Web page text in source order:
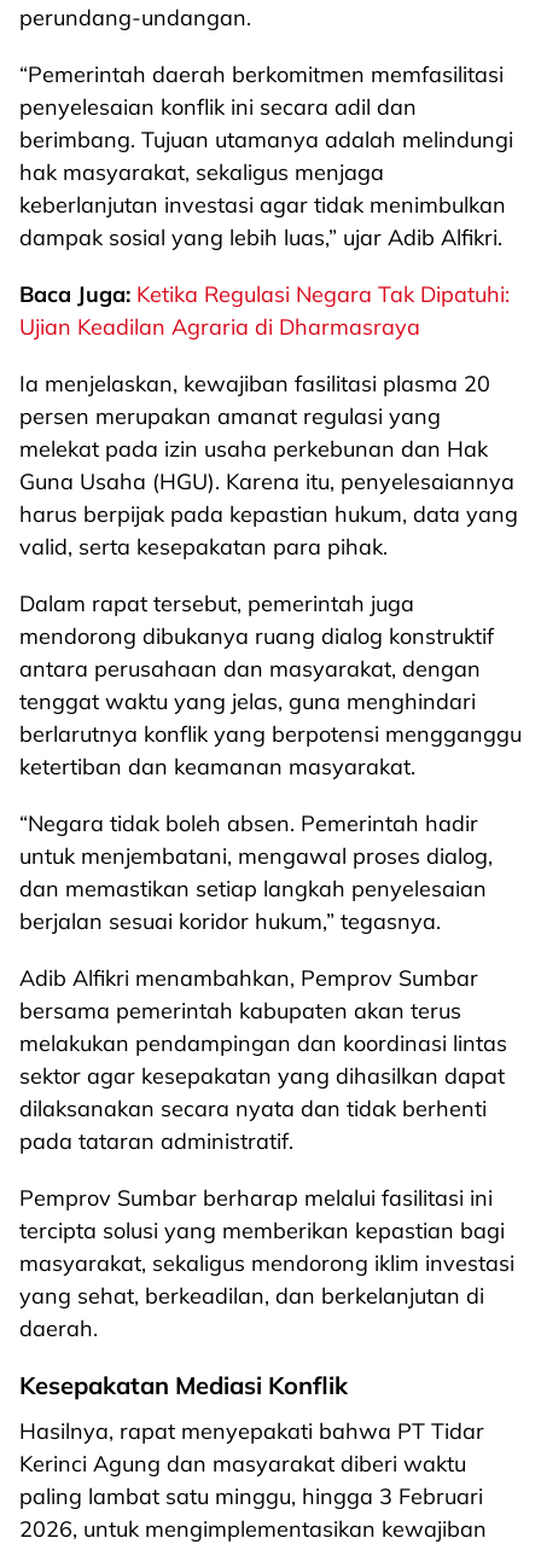
perundang-undangan.
“Pemerintah daerah berkomitmen memfasilitasi
penyelesaian konflik ini secara adil dan
berimbang. Tujuan utamanya adalah melindungi
hak masyarakat, sekaligus menjaga
keberlanjutan investasi agar tidak menimbulkan
dampak sosial yang lebih luas,” ujar Adib Alfikri.
Baca Juga: Ketika Regulasi Negara Tak Dipatuhi:
Ujian Keadilan Agraria di Dharmasraya
Ia menjelaskan, kewajiban fasilitasi plasma 20
persen merupakan amanat regulasi yang
melekat pada izin usaha perkebunan dan Hak
Guna Usaha (HGU). Karena itu, penyelesaiannya
harus berpijak pada kepastian hukum, data yang
valid, serta kesepakatan para pihak.
Dalam rapat tersebut, pemerintah juga
mendorong dibukanya ruang dialog konstruktif
antara perusahaan dan masyarakat, dengan
tenggat waktu yang jelas, guna menghindari
berlarutnya konflik yang berpotensi mengganggu
ketertiban dan keamanan masyarakat.
“Negara tidak boleh absen. Pemerintah hadir
untuk menjembatani, mengawal proses dialog,
dan memastikan setiap langkah penyelesaian
berjalan sesuai koridor hukum,” tegasnya.
Adib Alfikri menambahkan, Pemprov Sumbar
bersama pemerintah kabupaten akan terus
melakukan pendampingan dan koordinasi lintas
sektor agar kesepakatan yang dihasilkan dapat
dilaksanakan secara nyata dan tidak berhenti
pada tataran administratif.
Pemprov Sumbar berharap melalui fasilitasi ini
tercipta solusi yang memberikan kepastian bagi
masyarakat, sekaligus mendorong iklim investasi
yang sehat, berkeadilan, dan berkelanjutan di
daerah.
Kesepakatan Mediasi Konflik
Hasilnya, rapat menyepakati bahwa PT Tidar
Kerinci Agung dan masyarakat diberi waktu
paling lambat satu minggu, hingga 3 Februari
2026, untuk mengimplementasikan kewajiban